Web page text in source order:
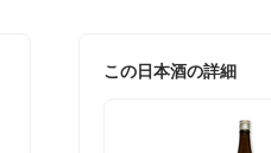
この日本酒の詳細